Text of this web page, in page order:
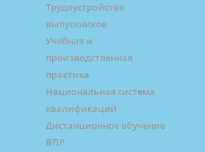
Трудоустройство
выпускников
Учебная и
производственная
практика
Национальная система
квалификаций
Дистанционное обучение
ВПР